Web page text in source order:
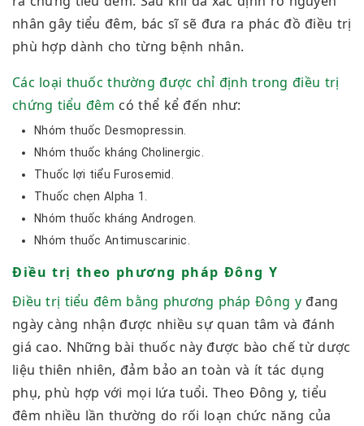
nhân gây tiểu đêm, bác sĩ sẽ đưa ra phác đồ điều trị
phù hợp dành cho từng bệnh nhân.
Các loại thuốc thường được chỉ định trong điều trị
chứng tiểu đêm có thể kể đến như:
Nhóm thuốc Desmopressin.
Nhóm thuốc kháng Cholinergic.
Thuốc lợi tiểu Furosemid.
Thuốc chẹn Alpha 1.
Nhóm thuốc kháng Androgen.
Nhóm thuốc Antimuscarinic.
Điều trị theo phương pháp Đông Y
Điều trị tiểu đêm bằng phương pháp Đông yđang
ngày càng nhận được nhiều sự quan tâm và đánh
giá cao. Những bài thuốc này được bào chế từ dược
liệu thiên nhiên, đảm bảo an toàn và ít tác dụng
phụ, phù hợp với mọi lứa tuổi. Theo Đông y, tiểu
đêm nhiều lần thường do rối loạn chức năng của